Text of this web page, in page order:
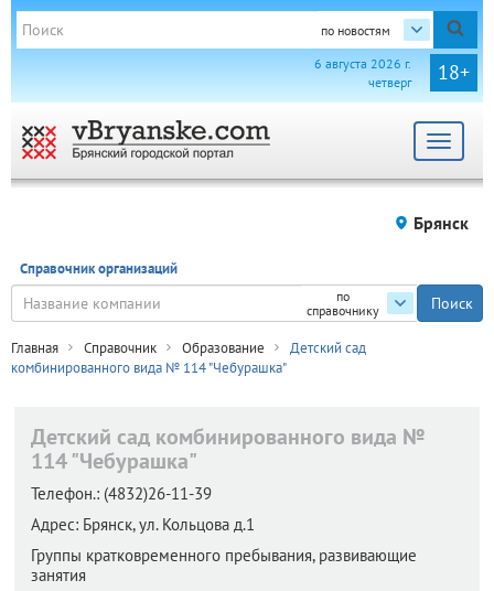
по новостям
18+
6 августа 2026 г.
четверг
Toggle
Брянск
Справочник организаций
по
справочнику
Главная Справочник Образование
Детский сад
комбинированного вида № 114 "Чебурашка"
Детский сад комбинированного вида №
114 "Чебурашка"
Телефон.: (4832)26-11-39
Адрес: Брянск,ул. Кольцова д.1
Группы кратковременного пребывания, развивающие
занятия